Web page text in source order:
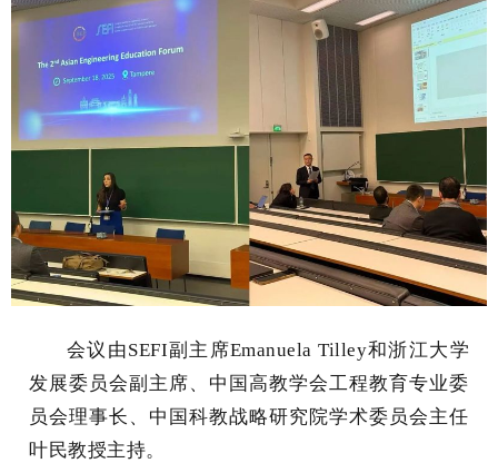
会议由SEFI副主席Emanuela Tilley和浙江大学
发展委员会副主席、中国高教学会工程教育专业委
员会理事长、中国科教战略研究院学术委员会主任
叶民教授主持。